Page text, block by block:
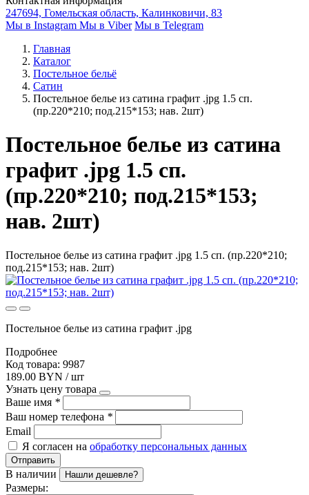
247694, Гомельская область, Калинковичи, 83
Мы в Instagram Мы в Viber Мы в Telegram
Главная
Каталог
Постельное бельё
Сатин
Постельное белье из сатина графит .jpg 1.5 сп.
(пр.220*210; под.215*153; нав. 2шт)
Постельное белье из сатина
графит .jpg 1.5 сп.
(пр.220*210; под.215*153;
нав. 2шт)
Постельное белье из сатина графит .jpg 1.5 сп. (пр.220*210;
под.215*153; нав. 2шт)
Постельное белье из сатина графит .jpg
Подробнее
Код товара: 9987
189.00 BYN / шт
Узнать цену товара
Ваше имя *
Ваш номер телефона *
Email
Я согласен на обработку персональных данных
Отправить
В наличии Нашли дешевле?
Размеры: